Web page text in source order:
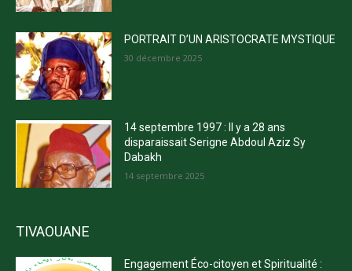
PORTRAIT D’UN ARISTOCRATE MYSTIQUE
30 décembre 2025
14 septembre 1997 : Il y a 28 ans
disparaissait Serigne Abdoul Aziz Sy
Dabakh
14 septembre 2025
TIVAOUANE
Engagement Éco-citoyen et Spiritualité :